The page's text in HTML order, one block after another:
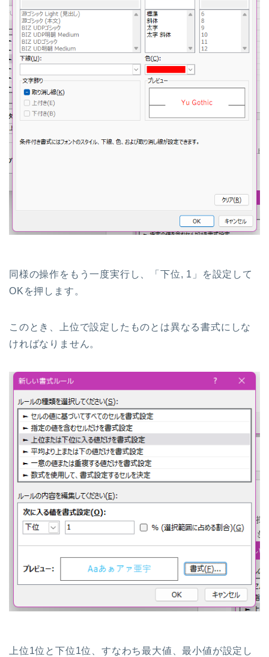
同様の操作をもう一度実行し、「下位, 1」を設定して
OKを押します。
このとき、上位で設定したものとは異なる書式にしな
ければなりません。
上位1位と下位1位、すなわち最大値、最小値が設定し